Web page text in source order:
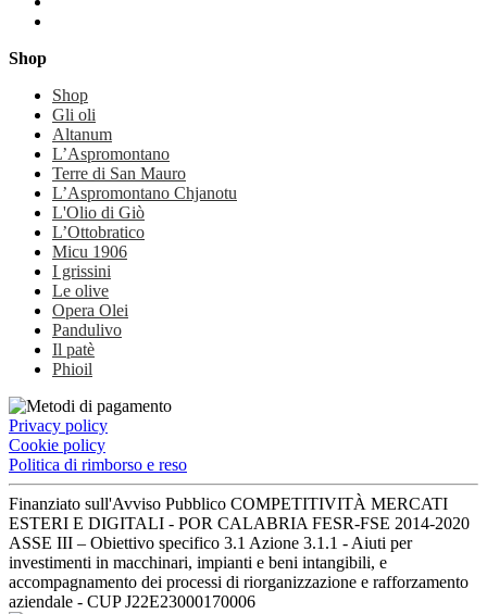
Shop
Shop
Gli oli
Altanum
L’Aspromontano
Terre di San Mauro
L’Aspromontano Chjanotu
L'Olio di Giò
L’Ottobratico
Micu 1906
I grissini
Le olive
Opera Olei
Pandulivo
Il patè
Phioil
Privacy policy
Cookie policy
Politica di rimborso e reso
Finanziato sull'Avviso Pubblico COMPETITIVITÀ MERCATI
ESTERI E DIGITALI - POR CALABRIA FESR-FSE 2014-2020
ASSE III – Obiettivo specifico 3.1 Azione 3.1.1 - Aiuti per
investimenti in macchinari, impianti e beni intangibili, e
accompagnamento dei processi di riorganizzazione e rafforzamento
aziendale - CUP J22E23000170006